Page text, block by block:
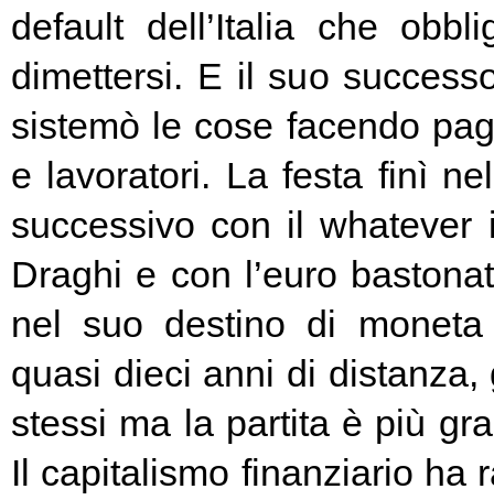
default dell’Italia che
dimettersi. E il suo
sistemò le cose facendo
e lavoratori. La festa finì
successivo con il whatever
Draghi e con l’euro
nel suo destino di
quasi dieci anni di
stessi ma la partita è più
Il capitalismo finanziario ha